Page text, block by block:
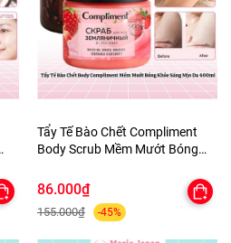
Tẩy Tế Bào Chết Compliment
Body Scrub Mềm Mướt Bóng
86.000₫
155.000₫ -45%